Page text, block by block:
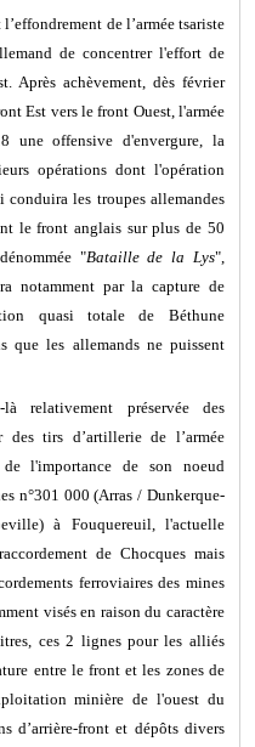
de l’armée tsariste
de concentrer l'effort de
Après achèvement, dès février
Est vers le front Ouest, l'armée
une offensive d'envergure, la
opérations dont l'opération
les troupes allemandes
le front anglais sur plus de 50
"Bataille de la Lys",
notamment par la capture de
quasi totale de Béthune
que les allemands ne puissent
relativement préservée des
des tirs d’artillerie de l’armée
l'importance de son noeud
n°301 000 (Arras / Dunkerque-
à Fouquereuil, l'actuelle
de Chocques mais
ferroviaires des mines
visés en raison du caractère
ces 2 lignes pour les alliés
entre le front et les zones de
minière de l'ouest du
d’arrière-front et dépôts divers